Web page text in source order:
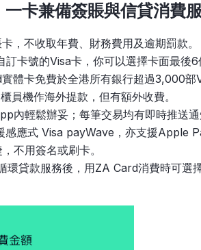
卡兼備簽賬與信貸消費
，不收取年費、財務費用及逾期罰款。
訂卡號的Visa卡，你可以選擇卡面最後6
體卡免費於全港所有銀行超過3,000部
員機作海外提款，但有額外收費。
內輕鬆辦妥；每筆交易均有即時推送通
感應式 Visa payWave，亦支援Apple
不用簽名或刷卡。
環貸款服務後，用ZA Card消費時可選